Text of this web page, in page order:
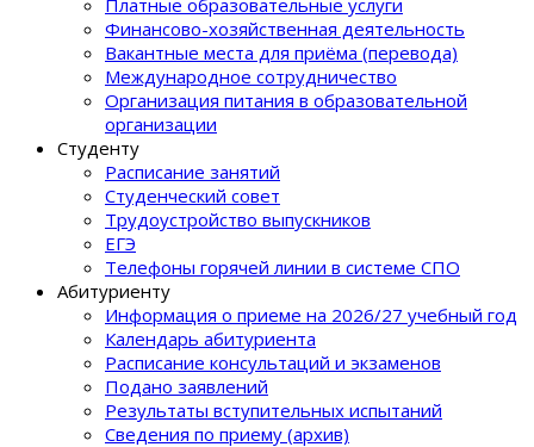
Платные образовательные услуги
Финансово-хозяйственная деятельность
Вакантные места для приёма (перевода)
Международное сотрудничество
Организация питания в образовательной
организации
Студенту
Расписание занятий
Студенческий совет
Трудоустройство выпускников
ЕГЭ
Телефоны горячей линии в системе СПО
Абитуриенту
Информация о приеме на 2026/27 учебный год
Календарь абитуриента
Расписание консультаций и экзаменов
Подано заявлений
Результаты вступительных испытаний
Сведения по приему (архив)